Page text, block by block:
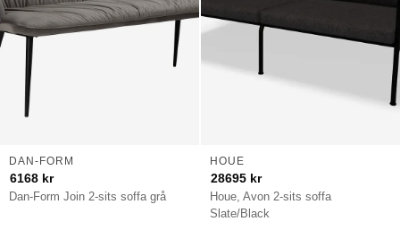
Dan-Form Join 2-sits soffa grå
DAN-FORM
6168 kr
Houe, Avon 2-sits soffa
Slate/Black
HOUE
28695 kr